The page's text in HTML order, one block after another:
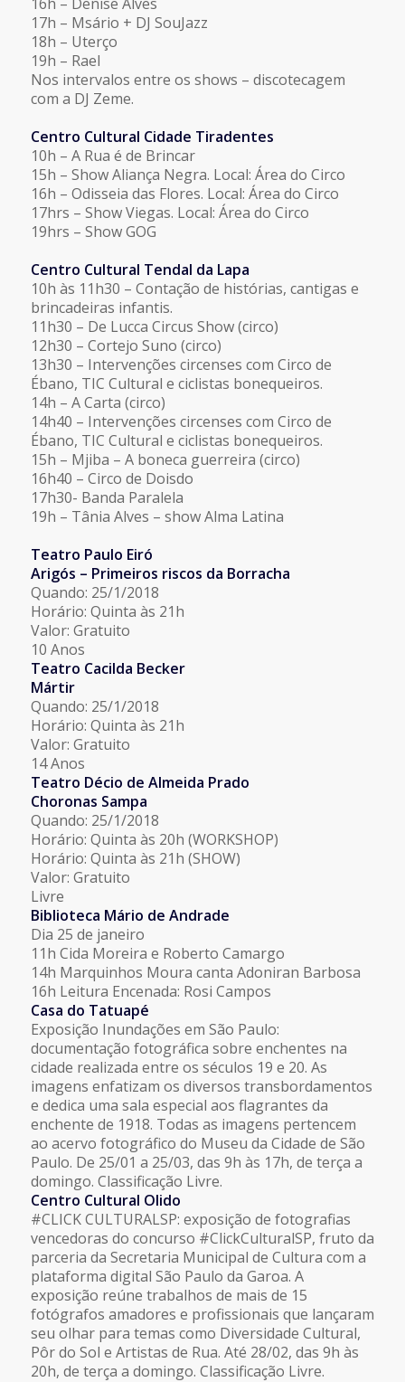
17h – Msário + DJ SouJazz
18h – Uterço
19h – Rael
Nos intervalos entre os shows – discotecagem
com a DJ Zeme.
Centro Cultural Cidade Tiradentes
10h – A Rua é de Brincar
15h – Show Aliança Negra. Local: Área do Circo
16h – Odisseia das Flores. Local: Área do Circo
17hrs – Show Viegas. Local: Área do Circo
19hrs – Show GOG
Centro Cultural Tendal da Lapa
10h às 11h30 – Contação de histórias, cantigas e
brincadeiras infantis.
11h30 – De Lucca Circus Show (circo)
12h30 – Cortejo Suno (circo)
13h30 – Intervenções circenses com Circo de
Ébano, TIC Cultural e ciclistas bonequeiros.
14h – A Carta (circo)
14h40 – Intervenções circenses com Circo de
Ébano, TIC Cultural e ciclistas bonequeiros.
15h – Mjiba – A boneca guerreira (circo)
16h40 – Circo de Doisdo
17h30- Banda Paralela
19h – Tânia Alves – show Alma Latina
Teatro Paulo Eiró
Arigós – Primeiros riscos da Borracha
Quando: 25/1/2018
Horário: Quinta às 21h
Valor: Gratuito
10 Anos
Teatro Cacilda Becker
Mártir
Quando: 25/1/2018
Horário: Quinta às 21h
Valor: Gratuito
14 Anos
Teatro Décio de Almeida Prado
Choronas Sampa
Quando: 25/1/2018
Horário: Quinta às 20h (WORKSHOP)
Horário: Quinta às 21h (SHOW)
Valor: Gratuito
Livre
Biblioteca Mário de Andrade
Dia 25 de janeiro
11h Cida Moreira e Roberto Camargo
14h Marquinhos Moura canta Adoniran Barbosa
16h Leitura Encenada: Rosi Campos
Casa do Tatuapé
Exposição Inundações em São Paulo:
documentação fotográfica sobre enchentes na
cidade realizada entre os séculos 19 e 20. As
imagens enfatizam os diversos transbordamentos
e dedica uma sala especial aos flagrantes da
enchente de 1918. Todas as imagens pertencem
ao acervo fotográfico do Museu da Cidade de São
Paulo. De 25/01 a 25/03, das 9h às 17h, de terça a
domingo. Classificação Livre.
Centro Cultural Olido
#CLICK CULTURALSP: exposição de fotografias
vencedoras do concurso #ClickCulturalSP, fruto da
parceria da Secretaria Municipal de Cultura com a
plataforma digital São Paulo da Garoa. A
exposição reúne trabalhos de mais de 15
fotógrafos amadores e profissionais que lançaram
seu olhar para temas como Diversidade Cultural,
Pôr do Sol e Artistas de Rua. Até 28/02, das 9h às
20h, de terça a domingo. Classificação Livre.